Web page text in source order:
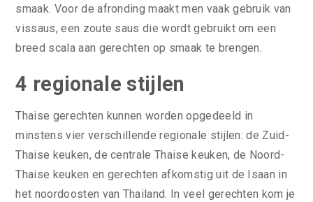
smaak. Voor de afronding maakt men vaak gebruik van
vissaus, een zoute saus die wordt gebruikt om een
breed scala aan gerechten op smaak te brengen.
4 regionale stijlen
Thaise gerechten kunnen worden opgedeeld in
minstens vier verschillende regionale stijlen: de Zuid-
Thaise keuken, de centrale Thaise keuken, de Noord-
Thaise keuken en gerechten afkomstig uit de Isaan in
het noordoosten van Thailand. In veel gerechten kom je